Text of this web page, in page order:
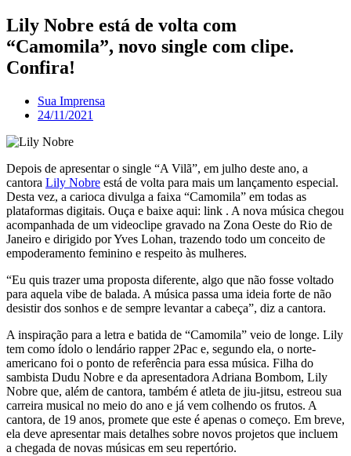
Lily Nobre está de volta com
“Camomila”, novo single com clipe.
Confira!
Sua Imprensa
24/11/2021
Depois de apresentar o single “A Vilã”, em julho deste ano, a
cantora Lily Nobre está de volta para mais um lançamento especial.
Desta vez, a carioca divulga a faixa “Camomila” em todas as
plataformas digitais. Ouça e baixe aqui: link . A nova música chegou
acompanhada de um videoclipe gravado na Zona Oeste do Rio de
Janeiro e dirigido por Yves Lohan, trazendo todo um conceito de
empoderamento feminino e respeito às mulheres.
“Eu quis trazer uma proposta diferente, algo que não fosse voltado
para aquela vibe de balada. A música passa uma ideia forte de não
desistir dos sonhos e de sempre levantar a cabeça”, diz a cantora.
A inspiração para a letra e batida de “Camomila” veio de longe. Lily
tem como ídolo o lendário rapper 2Pac e, segundo ela, o norte-
americano foi o ponto de referência para essa música. Filha do
sambista Dudu Nobre e da apresentadora Adriana Bombom, Lily
Nobre que, além de cantora, também é atleta de jiu-jitsu, estreou sua
carreira musical no meio do ano e já vem colhendo os frutos. A
cantora, de 19 anos, promete que este é apenas o começo. Em breve,
ela deve apresentar mais detalhes sobre novos projetos que incluem
a chegada de novas músicas em seu repertório.